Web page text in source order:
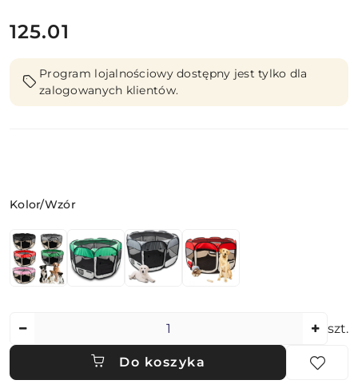
cena:
125.01
Program lojalnościowy dostępny jest tylko dla
zalogowanych klientów.
Wariant
Kolor/Wzór
szt.
Do koszyka